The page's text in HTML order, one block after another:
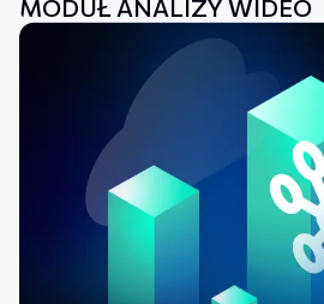
MODUŁ ANALIZY WIDEO